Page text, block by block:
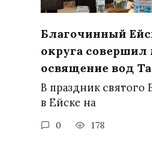
Благочинный
округа совершил
освящение вод
В праздник святого
в Ейске на
0 178